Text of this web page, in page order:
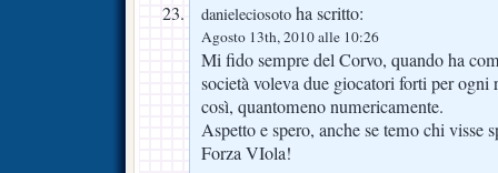
danieleciosoto ha scritto:
Agosto 13th, 2010 alle 10:26
Mi fido sempre del Corvo, quando ha
società voleva due giocatori forti per
così, quantomeno numericamente.
Aspetto e spero, anche se temo chi visse
Forza VIola!